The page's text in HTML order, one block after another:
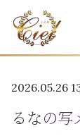
2026.05.26
るなの写